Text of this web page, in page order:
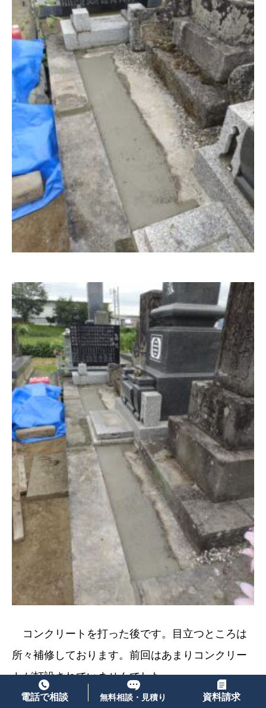
電話で相談 無料相談・見積り 資料請求
コンクリートを打った後です。目立つところは
所々補修しております。前回はあまりコンクリー
トが打設されていませんでした。
昔のお墓は案外コンクリートの使用が少ないで